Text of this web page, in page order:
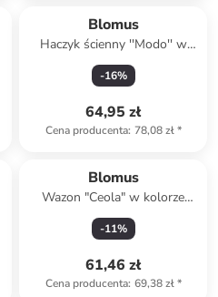
Blomus
Haczyk ścienny ''Modo'' w
kolorze złotym - 2 x 6 x 1 cm
-16%
64,95 zł
Cena producenta: 78,08 zł*
Blomus
Wazon "Ceola" w kolorze
szarym - wys. 13 x Ø 8 cm
-11%
61,46 zł
Cena producenta: 69,38 zł*